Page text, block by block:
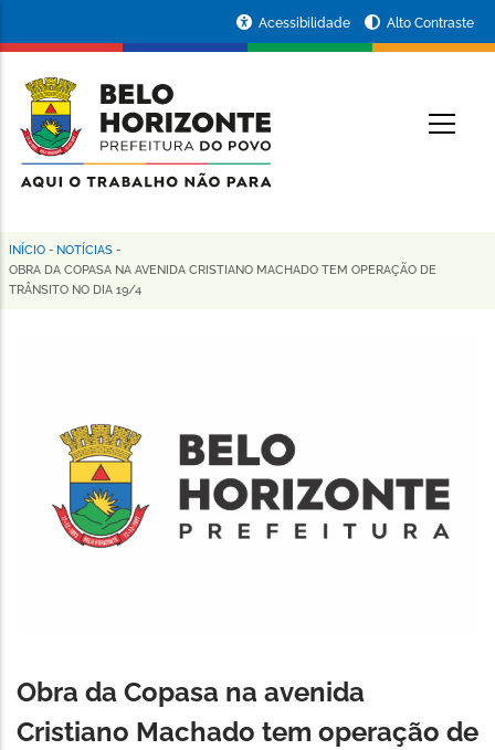
conteúdo
principal
da
Prefeitura
de
Horizonte
Acessibilidade Alto Contraste
Trilha
de
INÍCIO - NOTÍCIAS -
OBRA DA COPASA NA AVENIDA CRISTIANO MACHADO TEM OPERAÇÃO DE
TRÂNSITO NO DIA 19/4
Obra da Copasa na avenida
Cristiano Machado tem operação de